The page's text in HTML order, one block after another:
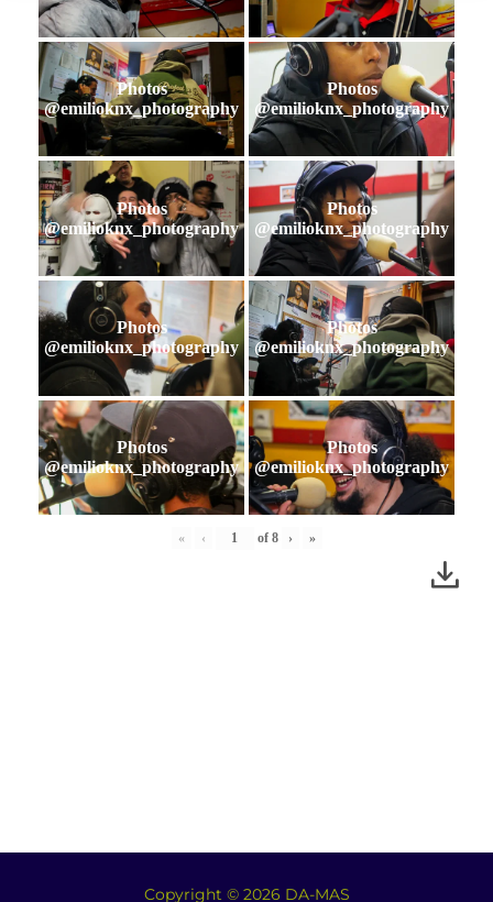
Photos
@emilioknx_photography
Photos
@emilioknx_photography
Photos
@emilioknx_photography
Photos
@emilioknx_photography
Photos
@emilioknx_photography
Photos
@emilioknx_photography
Photos
@emilioknx_photography
Photos
@emilioknx_photography
« ‹ of 8 › »
Copyright © 2026 DA-MAS